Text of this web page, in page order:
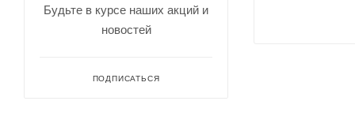
Будьте в курсе наших акций и
новостей
ПОДПИСАТЬСЯ